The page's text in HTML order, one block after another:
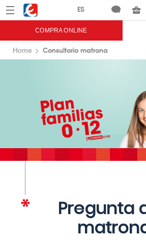
Menú Eroski
COMPRA ONLINE
Home Consultorio matrona
Pregunta